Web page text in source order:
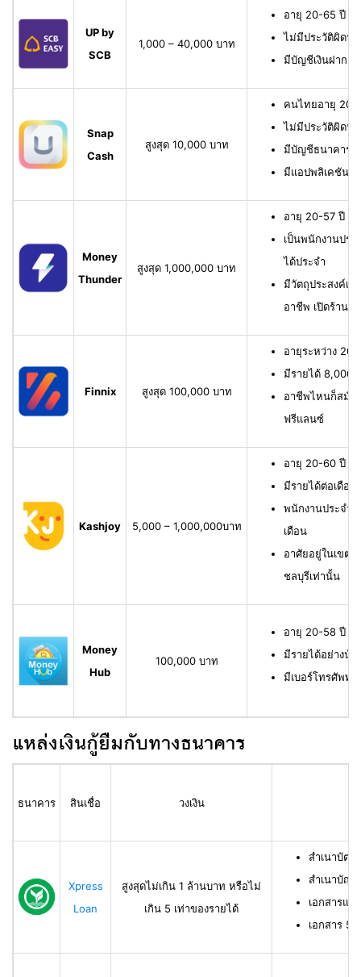
UP by
SCB
1,000 – 40,000 บาท
อายุ 20-65 ปี เ
ไม่มีประวัติผิดนั
มีบัญชีเงินฝาก
Snap
Cash
สูงสุด 10,000 บาท
คนไทยอายุ 20-
ไม่มีประวัติผิดนั
มีบัญชีธนาคาร ห
มีแอปพลิเคชัน
Money
Thunder
สูงสุด 1,000,000 บาท
อายุ 20-57 ปี มี
เป็นพนักงานปร
ได้ประจำ
มีวัตถุประสงค์เพื่
อาชีพ เปิดร้าน
Finnix สูงสุด 100,000 บาท
อายุระหว่าง
มีรายได้ 8,000
อาชีพไหนก็สมัค
ฟรีแลนซ์
Kashjoy 5,000 – 1,000,000บาท
อายุ 20-60 ปี มี
มีรายได้ต่อเดือ
พนักงานประจำ
เดือน
อาศัยอยู่ในเขต
ชลบุรีเท่านั้น
Money
Hub
100,000 บาท
อายุ 20-58 ปี มี
มีรายได้อย่างน้
มีเบอร์โทรศัพท์
แหล่งเงินกู้ยืมกับทางธนาคาร
ธนาคาร สินเชื่อ วงเงิน
Xpress
Loan
สูงสุดไม่เกิน 1 ล้านบาท หรือไม่
เกิน 5 เท่าของรายได้
สำเนาบัตร
สำเนาบัญ
เอกสารแส
เอกสาร